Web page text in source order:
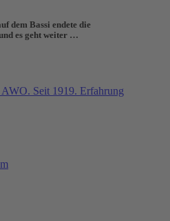
dem Bassi endete die
es geht weiter …